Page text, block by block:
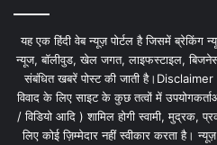
यह एक हिंदी वेब न्यूज़ पोर्टल है जिसमें ब्रेकिंग
न्यूज, बॉलीवुड, खेल जगत, लाइफस्टाइल,
संबंधित खबरें पोस्ट की जाती
विवाद के लिए साइट के कुछ तत्वों में
/ विडियो आदि ) शामिल होगी स्वामी, मुद्रक,
लिए कोई ज़िम्मेदार नहीं स्वीकार करता है।